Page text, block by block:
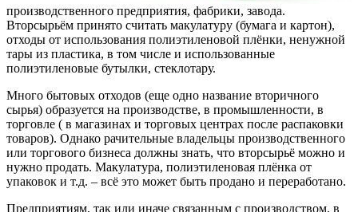
производственного предприятия, фабрики, завода.
Вторсырьём принято считать макулатуру (бумага и картон),
отходы от использования полиэтиленовой плёнки, ненужной
тары из пластика, в том числе и использованные
полиэтиленовые бутылки, стеклотару.
Много бытовых отходов (еще одно название вторичного
сырья) образуется на производстве, в промышленности, в
торговле ( в магазинах и торговых центрах после распаковки
товаров). Однако рачительные владельцы производственного
или торгового бизнеса должны знать, что вторсырьё можно и
нужно продать. Макулатура, полиэтиленовая плёнка от
упаковок и т.д. – всё это может быть продано и переработано.
Предприятиям, так или иначе связанным с производством, в